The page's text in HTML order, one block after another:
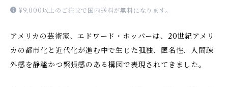
¥9,000以上のご注文で国内送料が無料になります。
アメリカの芸術家、エドワード・ホッパーは、20世紀アメリ
カの都市化と近代化が進む中で生じた孤独、匿名性、人間疎
外感を静謐かつ緊張感のある構図で表現されてきました。